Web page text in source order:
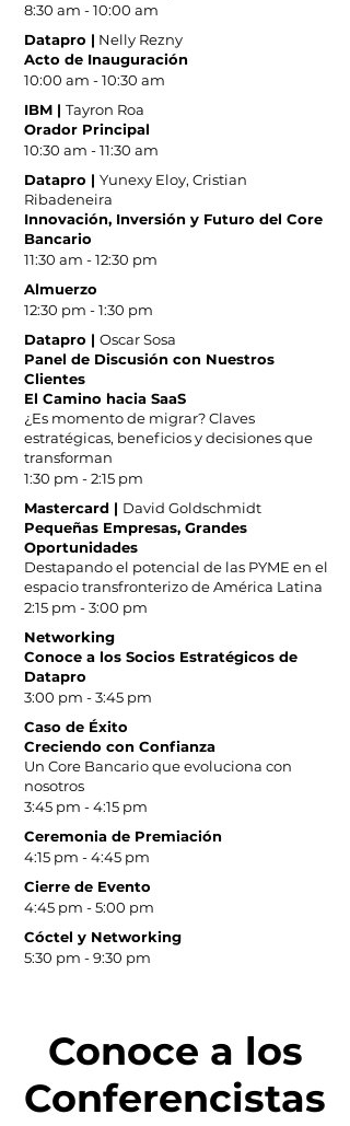
8:30 am - 10:00 am
Datapro | Nelly Rezny
Acto de Inauguración
10:00 am - 10:30 am
IBM | Tayron Roa
Orador Principal
10:30 am - 11:30 am
Datapro | Yunexy Eloy, Cristian
Ribadeneira
Innovación, Inversión y Futuro del Core
Bancario
11:30 am - 12:30 pm
Almuerzo
12:30 pm - 1:30 pm
Datapro | Oscar Sosa
Panel de Discusión con Nuestros
Clientes
El Camino hacia SaaS
¿Es momento de migrar? Claves
estratégicas, beneficios y decisiones que
transforman
1:30 pm - 2:15 pm
Mastercard | David Goldschmidt
Pequeñas Empresas, Grandes
Oportunidades
Destapando el potencial de las PYME en el
espacio transfronterizo de América Latina
2:15 pm - 3:00 pm
Networking
Conoce a los Socios Estratégicos de
Datapro
3:00 pm - 3:45 pm
Caso de Éxito
Creciendo con Confianza
Un Core Bancario que evoluciona con
nosotros
3:45 pm - 4:15 pm
Ceremonia de Premiación
4:15 pm - 4:45 pm
Cierre de Evento
4:45 pm - 5:00 pm
Cóctel y Networking
5:30 pm - 9:30 pm
Conoce a los
Conferencistas